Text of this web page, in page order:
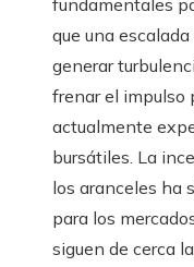
fundamentales
que una
generar
frenar el impulso
actualmente
bursátiles. La
los aranceles ha
para los
siguen de cerca